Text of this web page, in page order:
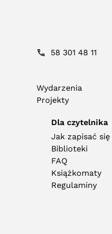
58 301 48 11
Wydarzenia
Projekty
Dla czytelnika
Jak zapisać się
Biblioteki
FAQ
Książkomaty
Regulaminy